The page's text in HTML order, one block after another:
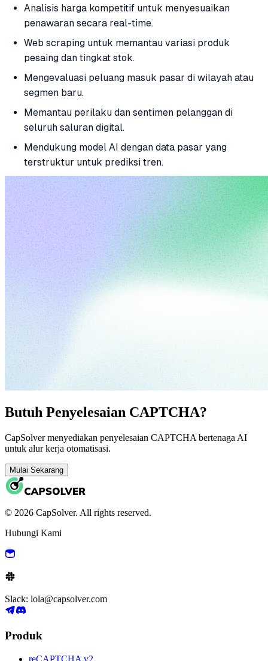
Analisis harga kompetitif untuk menyesuaikan
penawaran secara real-time.
Web scraping untuk memantau variasi produk
pesaing dan tingkat stok.
Mengevaluasi peluang masuk pasar di wilayah atau
segmen baru.
Memantau perilaku dan sentimen pelanggan di
seluruh saluran digital.
Mendukung model AI dengan data pasar yang
terstruktur untuk prediksi tren.
Butuh Penyelesaian CAPTCHA?
CapSolver menyediakan penyelesaian CAPTCHA bertenaga AI
untuk alur kerja otomatisasi.
Mulai Sekarang
© 2026 CapSolver. All rights reserved.
Hubungi Kami
Slack: lola@capsolver.com
Produk
reCAPTCHA v2